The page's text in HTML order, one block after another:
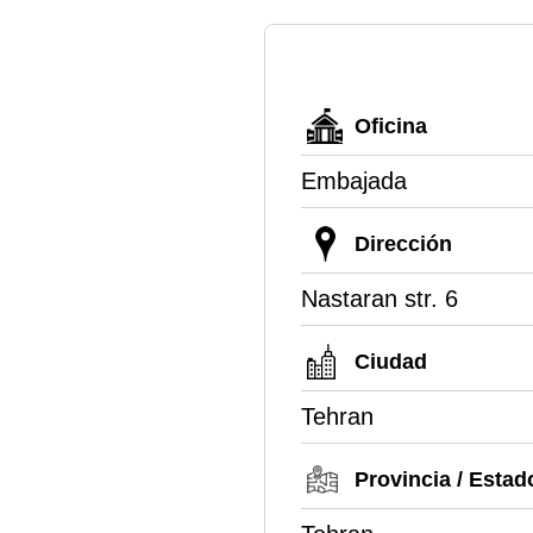
Oficina
Embajada
Dirección
Nastaran str. 6
Ciudad
Tehran
Provincia /